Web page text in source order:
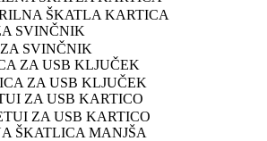
ŠKATLA KARTICA
SVINČNIK
ZA USB KLJUČEK
ZA USB KARTICO